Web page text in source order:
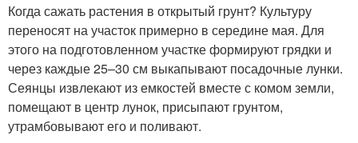
Когда сажать растения в открытый грунт? Культуру
переносят на участок примерно в середине мая. Для
этого на подготовленном участке формируют грядки и
через каждые 25–30 см выкапывают посадочные лунки.
Сеянцы извлекают из емкостей вместе с комом земли,
помещают в центр лунок, присыпают грунтом,
утрамбовывают его и поливают.